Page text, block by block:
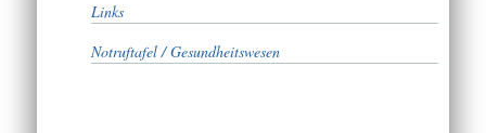
Links
Notruftafel / Gesundheitswesen